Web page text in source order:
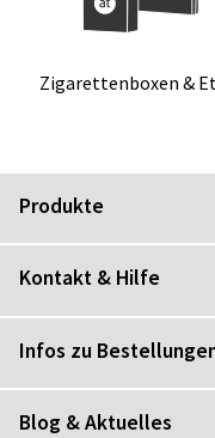
Zi­ga­ret­ten­bo­xen &
Produkte
Kontakt & Hilfe
Infos zu
Blog & Aktuelles